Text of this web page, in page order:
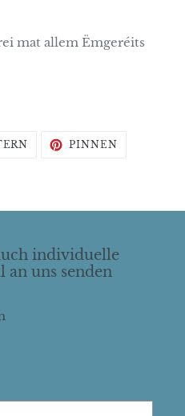
mat allem Ëmgeréits
AUF
TWITTER
PINNEN
individuelle
uns senden